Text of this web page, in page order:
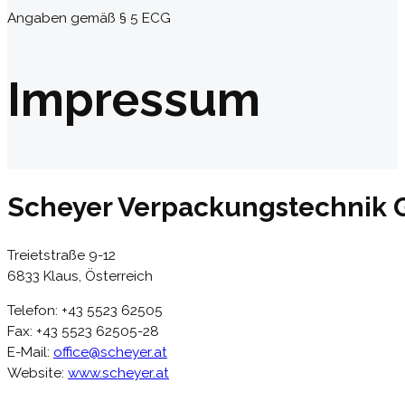
Impressum
Angaben gemäß § 5 ECG
Scheyer Verpackungstechnik
Treietstraße 9-12
6833 Klaus, Österreich
Telefon: +43 5523 62505
Fax: +43 5523 62505-28
E-Mail: office@scheyer.at
Website: www.scheyer.at